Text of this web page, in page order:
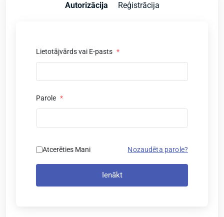
Autorizācija Reģistrācija
Lietotājvārds vai E-pasts *
Parole *
Atcerēties Mani Nozaudēta parole?
Ienākt